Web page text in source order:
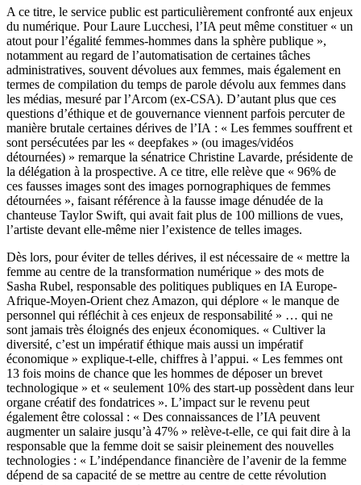
A ce titre, le service public est particulièrement confronté aux enjeux
du numérique. Pour Laure Lucchesi, l’IA peut même constituer « un
atout pour l’égalité femmes-hommes dans la sphère publique »,
notamment au regard de l’automatisation de certaines tâches
administratives, souvent dévolues aux femmes, mais également en
termes de compilation du temps de parole dévolu aux femmes dans
les médias, mesuré par l’Arcom (ex-CSA). D’autant plus que ces
questions d’éthique et de gouvernance viennent parfois percuter de
manière brutale certaines dérives de l’IA : « Les femmes souffrent et
sont persécutées par les « deepfakes » (ou images/vidéos
détournées) » remarque la sénatrice Christine Lavarde, présidente de
la délégation à la prospective. A ce titre, elle relève que « 96% de
ces fausses images sont des images pornographiques de femmes
détournées », faisant référence à la fausse image dénudée de la
chanteuse Taylor Swift, qui avait fait plus de 100 millions de vues,
l’artiste devant elle-même nier l’existence de telles images.
Dès lors, pour éviter de telles dérives, il est nécessaire de « mettre la
femme au centre de la transformation numérique » des mots de
Sasha Rubel, responsable des politiques publiques en IA Europe-
Afrique-Moyen-Orient chez Amazon, qui déplore « le manque de
personnel qui réfléchit à ces enjeux de responsabilité » … qui ne
sont jamais très éloignés des enjeux économiques. « Cultiver la
diversité, c’est un impératif éthique mais aussi un impératif
économique » explique-t-elle, chiffres à l’appui. « Les femmes ont
13 fois moins de chance que les hommes de déposer un brevet
technologique » et « seulement 10% des start-up possèdent dans leur
organe créatif des fondatrices ». L’impact sur le revenu peut
également être colossal : « Des connaissances de l’IA peuvent
augmenter un salaire jusqu’à 47% » relève-t-elle, ce qui fait dire à la
responsable que la femme doit se saisir pleinement des nouvelles
technologies : « L’indépendance financière de l’avenir de la femme
dépend de sa capacité de se mettre au centre de cette révolution